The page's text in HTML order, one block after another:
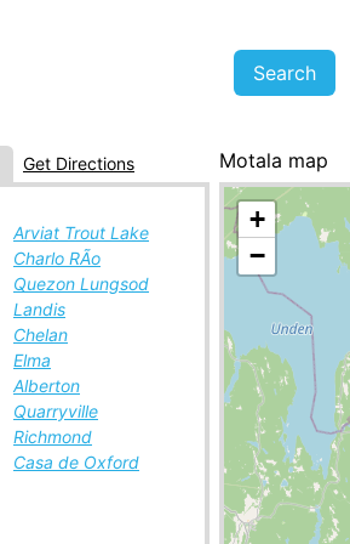
Get Directions
Arviat Trout Lake
Charlo RÃ­o
Quezon Lungsod
Landis
Chelan
Elma
Alberton
Quarryville
Richmond
Casa de Oxford
Motala map
Sweden,
+
−